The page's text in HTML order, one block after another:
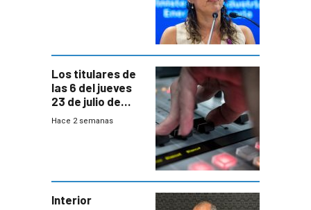
gobierno
Los titulares de
las 6 del jueves
23 de julio de
2026
Hace 2 semanas
Interior